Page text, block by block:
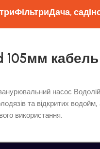
ФільтриДача, сад
105мм
насос
та відкритих
використання.